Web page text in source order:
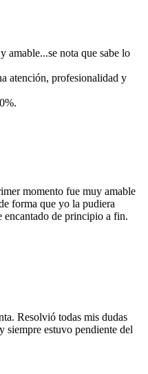
amable...se nota que sabe lo
atención, profesionalidad y
momento fue muy amable
forma que yo la pudiera
encantado de principio a fin.
Resolvió todas mis dudas
siempre estuvo pendiente del